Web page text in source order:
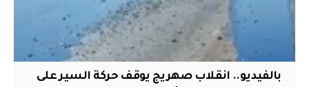
بالفيديو.. انقلاب صهريج يوقف حركة السير على